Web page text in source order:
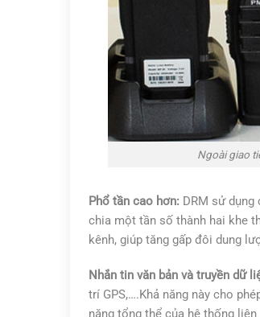
Ngoài giao
Phổ tần cao hơn: DRM sử
chia một tần số thành hai khe
kênh, giúp tăng gấp đôi dung
Nhắn tin văn bản và truyền dữ
trí GPS,….Khả năng này cho
năng tổng thể của hệ thống liên